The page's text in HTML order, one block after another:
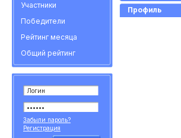
Участники
Победители
Рейтинг месяца
Общий рейтинг
Забыли пароль?
Регистрация
Профиль